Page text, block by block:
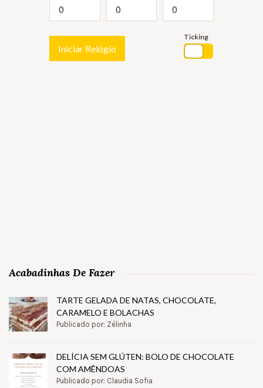
Iniciar Relógio
Ticking
Acabadinhas De Fazer
TARTE GELADA DE NATAS, CHOCOLATE,
CARAMELO E BOLACHAS
Publicado por: Zélinha
DELÍCIA SEM GLÚTEN: BOLO DE CHOCOLATE
COM AMÊNDOAS
Publicado por: Claudia Sofia